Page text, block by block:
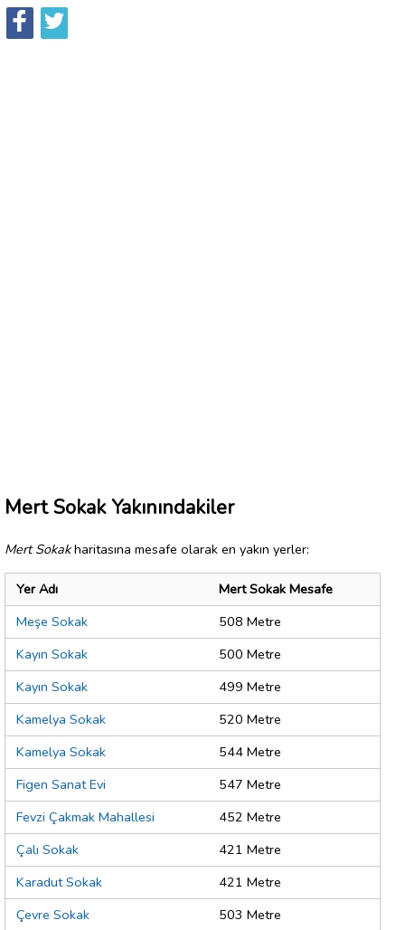
Mert Sokak Yakınındakiler
Mert Sokakharitasına mesafe olarak en yakın yerler:
Yer Adı
Mert Sokak Mesafe
Meşe Sokak
508 Metre
Kayın Sokak
500 Metre
Kayın Sokak
499 Metre
Kamelya Sokak
520 Metre
Kamelya Sokak
544 Metre
Figen Sanat Evi
547 Metre
Fevzi Çakmak Mahallesi
452 Metre
Çalı Sokak
421 Metre
Karadut Sokak
421 Metre
Çevre Sokak
503 Metre